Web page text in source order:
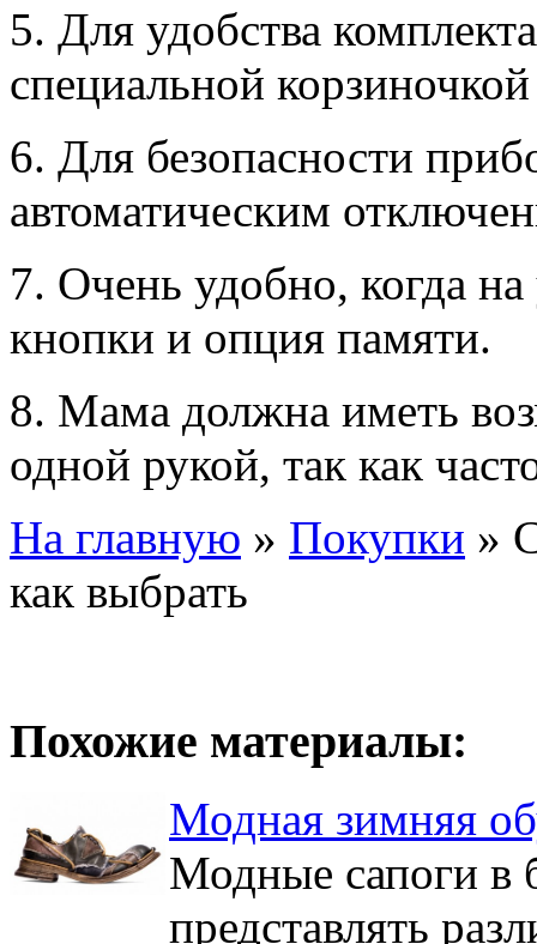
5. Для удобства
специальной
6. Для безопасности
автоматическим
7. Очень удобно, когда
кнопки и опция памяти.
8. Мама должна иметь
одной рукой, так как
На главную » Покупки »
как выбрать
Похожие материалы:
Модная зимняя
Модные сапоги в
представлять